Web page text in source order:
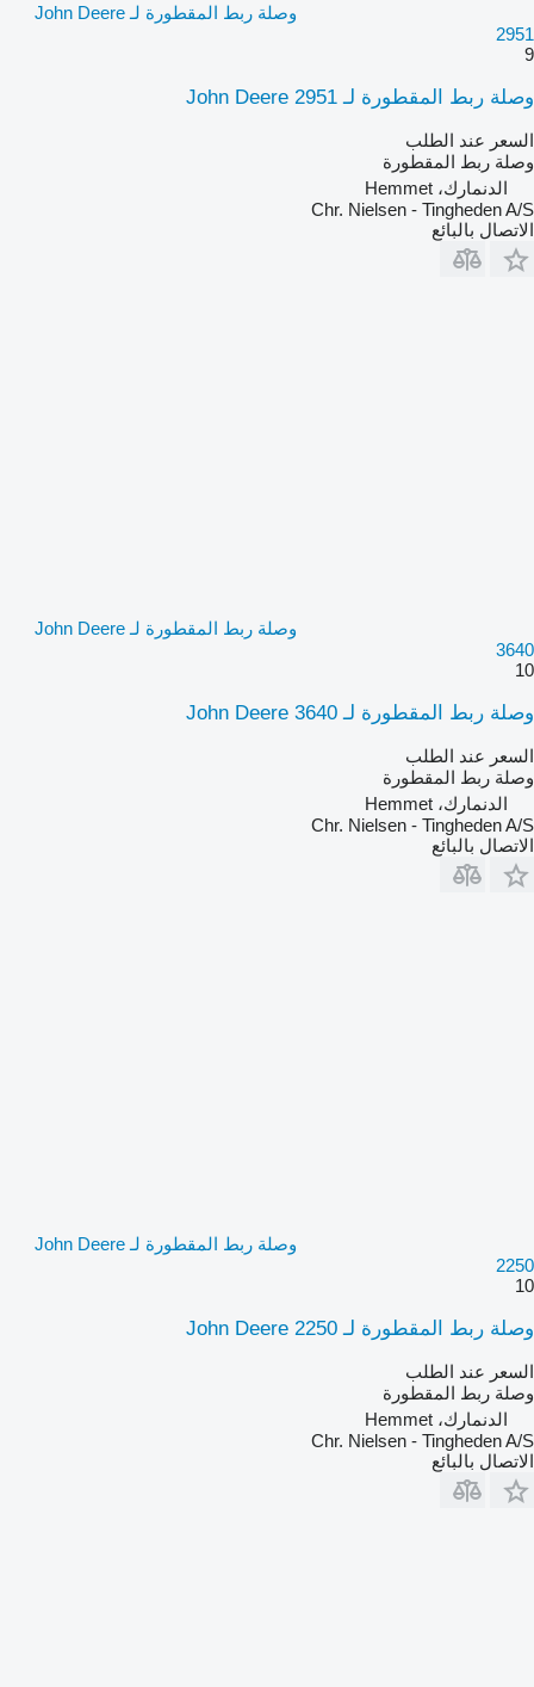
وصلة ربط المقطورة لـ John Deere
2951
9
وصلة ربط المقطورة لـ John Deere 2951
السعر عند الطلب
وصلة ربط المقطورة
الدنمارك، Hemmet
Chr. Nielsen - Tingheden A/S
الاتصال بالبائع
وصلة ربط المقطورة لـ John Deere
3640
10
وصلة ربط المقطورة لـ John Deere 3640
السعر عند الطلب
وصلة ربط المقطورة
الدنمارك، Hemmet
Chr. Nielsen - Tingheden A/S
الاتصال بالبائع
وصلة ربط المقطورة لـ John Deere
2250
10
وصلة ربط المقطورة لـ John Deere 2250
السعر عند الطلب
وصلة ربط المقطورة
الدنمارك، Hemmet
Chr. Nielsen - Tingheden A/S
الاتصال بالبائع